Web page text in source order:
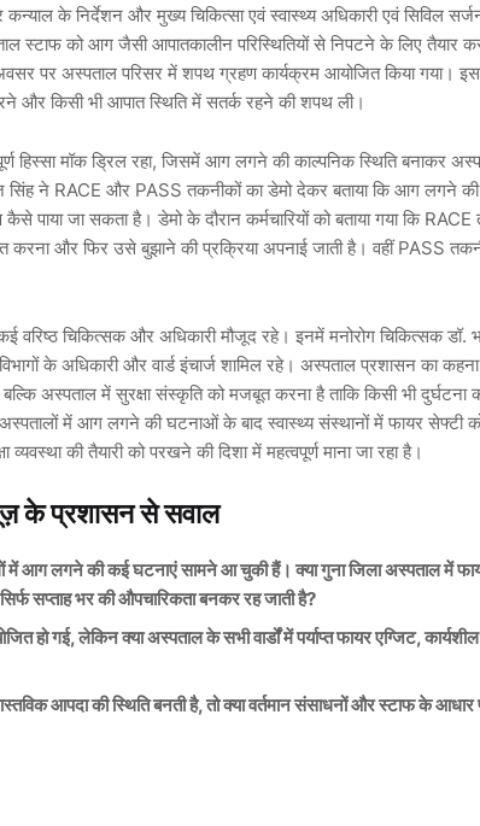
के निर्देशन और मुख्य चिकित्सा एवं स्वास्थ्य अधिकारी एवं सिविल
स्टाफ को आग जैसी आपातकालीन परिस्थितियों से निपटने के लिए
पर अस्पताल परिसर में शपथ ग्रहण कार्यक्रम आयोजित किया गया।
और किसी भी आपात स्थिति में सतर्क रहने की शपथ ली।
हिस्सा मॉक ड्रिल रहा, जिसमें आग लगने की काल्पनिक स्थिति बनाकर
ने RACE और PASS तकनीकों का डेमो देकर बताया कि आग लगने की
पाया जा सकता है। डेमो के दौरान कर्मचारियों को बताया गया कि
करना और फिर उसे बुझाने की प्रक्रिया अपनाई जाती है। वहीं PASS
वरिष्ठ चिकित्सक और अधिकारी मौजूद रहे। इनमें मनोरोग चिकित्सक
विभागों के अधिकारी और वार्ड इंचार्ज शामिल रहे। अस्पताल प्रशासन का
बल्कि अस्पताल में सुरक्षा संस्कृति को मजबूत करना है ताकि किसी भी
में आग लगने की घटनाओं के बाद स्वास्थ्य संस्थानों में फायर सेफ्टी
की तैयारी को परखने की दिशा में महत्वपूर्ण माना जा रहा है।
के प्रशासन से सवाल
में आग लगने की कई घटनाएं सामने आ चुकी हैं। क्या गुना जिला अस्पताल में
सप्ताह भर की औपचारिकता बनकर रह जाती है?
हो गई, लेकिन क्या अस्पताल के सभी वार्डों में पर्याप्त फायर एग्जिट,
आपदा की स्थिति बनती है, तो क्या वर्तमान संसाधनों और स्टाफ के आधार